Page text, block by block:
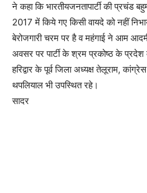
ने कहा कि भारतीयजनतापार्टी की प्रचंड
2017 में किये गए किसी वायदे को नहीं
बेरोजगारी चरम पर है व महंगाई ने आम
अवसर पर पार्टी के श्रम प्रकोष्ठ के प्रदेश
हरिद्वार के पूर्व जिला अध्यक्ष तेलूराम,
थपलियाल भी उपस्थित रहे।
सादर